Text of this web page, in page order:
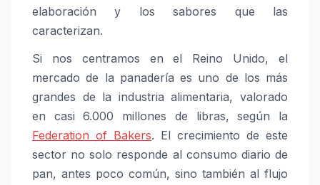
elaboración y los sabores que las
caracterizan.
Si nos centramos en el Reino Unido, el
mercado de la panadería es uno de los más
grandes de la industria alimentaria, valorado
en casi 6.000 millones de libras, según la
Federation of Bakers. El crecimiento de este
sector no solo responde al consumo diario de
pan, antes poco común, sino también al flujo